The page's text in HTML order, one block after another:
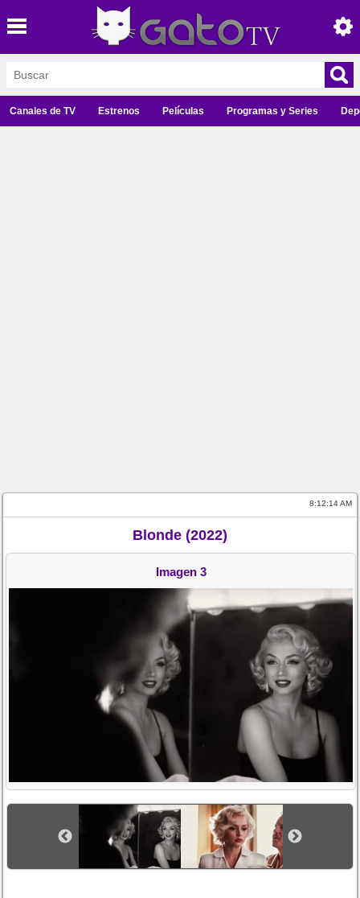
Canales de TV Estrenos Películas Programas y Series
8:12:14 AM
Blonde (2022)
Imagen 3